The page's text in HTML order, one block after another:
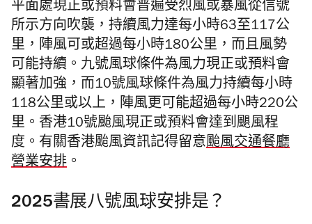
平面處現正或預料會普遍受烈風或暴風從信號
所示方向吹襲，持續風力達每小時63至117公
里，陣風可或超過每小時180公里，而且風勢
可能持續。 九號風球條件為風力現正或預料會
顯著加強，而10號風球條件為風力持續每小時
118公里或以上，陣風更可能超過每小時220公
里。香港10號颱風現正或預料會達到颶風程
度。 有關香港颱風資訊記得留意颱風交通餐廳
營業安排 。
2025書展八號風球安排是？